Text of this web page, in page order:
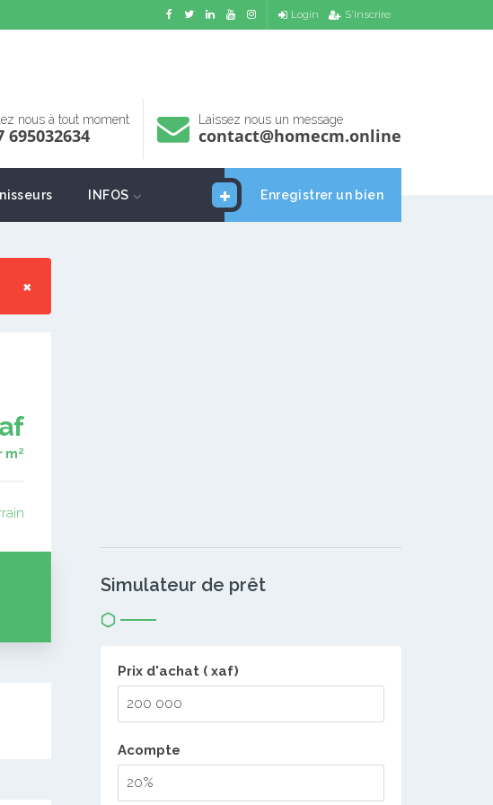
Login S'inscrire
nous à tout moment
695032634
Laissez nous un message
contact@homecm.online
Enregistrer un bien
INFOS
×
m²
Simulateur de prêt
Prix d'achat ( xaf)
Acompte